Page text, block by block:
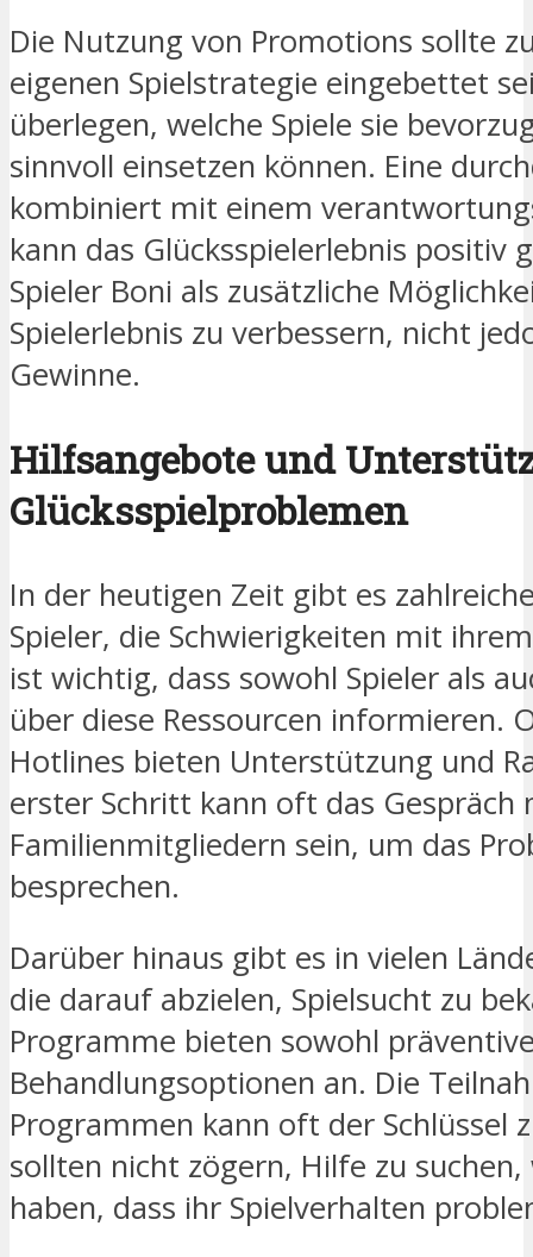
Die Nutzung von Promotions sollte
eigenen Spielstrategie eingebettet
überlegen, welche Spiele sie
sinnvoll einsetzen können. Eine
kombiniert mit einem
kann das Glücksspielerlebnis positiv
Spieler Boni als zusätzliche
Spielerlebnis zu verbessern, nicht
Gewinne.
Hilfsangebote und
Glücksspielproblemen
In der heutigen Zeit gibt es
Spieler, die Schwierigkeiten mit
ist wichtig, dass sowohl Spieler als
über diese Ressourcen informieren.
Hotlines bieten Unterstützung und
erster Schritt kann oft das Gespräch
Familienmitgliedern sein, um das
besprechen.
Darüber hinaus gibt es in vielen
die darauf abzielen, Spielsucht zu
Programme bieten sowohl
Behandlungsoptionen an. Die
Programmen kann oft der Schlüssel
sollten nicht zögern, Hilfe zu
haben, dass ihr Spielverhalten